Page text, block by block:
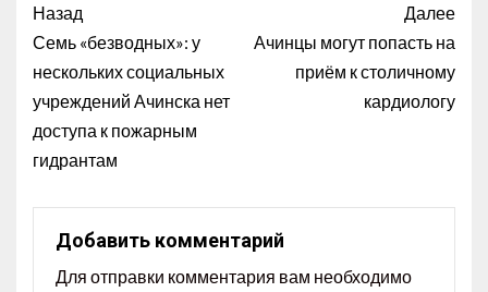
Назад
Семь «безводных»: у
нескольких социальных
учреждений Ачинска нет
доступа к пожарным
гидрантам
Далее
Ачинцы могут попасть на
приём к столичному
кардиологу
Добавить комментарий
Для отправки комментария вам необходимо